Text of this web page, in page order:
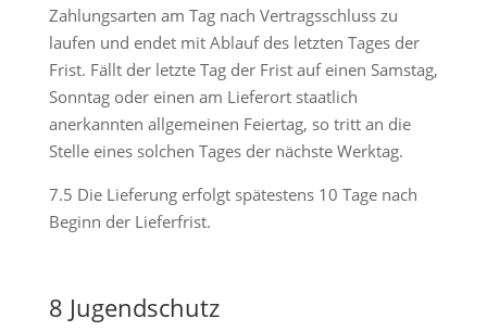
Zahlungsarten am Tag nach Vertragsschluss zu
laufen und endet mit Ablauf des letzten Tages der
Frist. Fällt der letzte Tag der Frist auf einen Samstag,
Sonntag oder einen am Lieferort staatlich
anerkannten allgemeinen Feiertag, so tritt an die
Stelle eines solchen Tages der nächste Werktag.
7.5 Die Lieferung erfolgt spätestens 10 Tage nach
Beginn der Lieferfrist.
8 Jugendschutz